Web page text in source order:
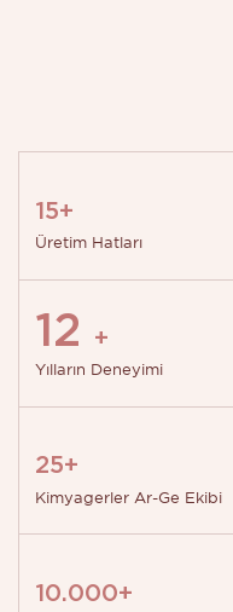
15+
Üretim Hatları
12 +
Yılların Deneyimi
25+
Kimyagerler Ar-Ge Ekibi
10.000+